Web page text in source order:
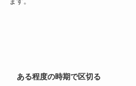
ある程度の時期で区切る